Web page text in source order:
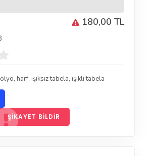
180,00 TL
, harf, ışıksız tabela, ışıklı tabela
ŞIKAYET BILDIR